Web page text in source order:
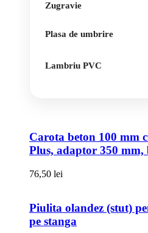
Zugravie
Plasa de umbrire
Lambriu PVC
Carota beton 100 mm
Plus, adaptor 350
76,50 lei
Piulita olandez (stut)
pe stanga